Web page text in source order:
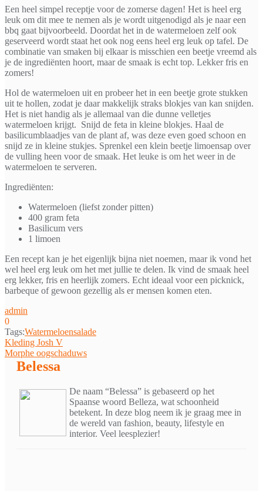
Een heel simpel receptje voor de zomerse dagen! Het is heel erg
leuk om dit mee te nemen als je wordt uitgenodigd als je naar een
bbq gaat bijvoorbeeld. Doordat het in de watermeloen zelf ook
geserveerd wordt staat het ook nog eens heel erg leuk op tafel. De
combinatie van smaken bij elkaar is misschien een beetje vreemd als
je de ingrediënten hoort, maar de smaak is echt top. Lekker fris en
zomers!
Hol de watermeloen uit en probeer het in een beetje grote stukken
uit te hollen, zodat je daar makkelijk straks blokjes van kan snijden.
Het is niet handig als je allemaal van die dunne velletjes
watermeloen krijgt. Snijd de feta in kleine blokjes. Haal de
basilicumblaadjes van de plant af, was deze even goed schoon en
snijd ze in kleine stukjes. Sprenkel een klein beetje limoensap over
de vulling heen voor de smaak. Het leuke is om het weer in de
watermeloen te serveren.
Ingrediënten:
Watermeloen (liefst zonder pitten)
400 gram feta
Basilicum vers
1 limoen
Een recept kan je het eigenlijk bijna niet noemen, maar ik vond het
wel heel erg leuk om het met jullie te delen. Ik vind de smaak heel
erg lekker, fris en heerlijk zomers. Echt ideaal voor een picknick,
barbeque of gewoon gezellig als er mensen komen eten.
admin
0
Tags:Watermeloensalade
Bericht
navigatie
Kleding Josh V
Morphe oogschaduws
Belessa
De naam “Belessa” is gebaseerd op het
Spaanse woord Belleza, wat schoonheid
betekent. In deze blog neem ik je graag mee in
de wereld van fashion, beauty, lifestyle en
interior. Veel leesplezier!